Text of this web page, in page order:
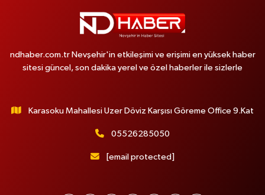
ndhaber.com.tr Nevşehir'in etkileşimi ve erişimi en yüksek haber
sitesi güncel, son dakika yerel ve özel haberler ile sizlerle
Karasoku Mahallesi Uzer Döviz Karşısı Göreme Office 9.Kat
05526285050
[email protected]